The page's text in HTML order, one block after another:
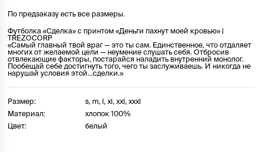
По предзаказу есть все размеры.
Футболка «Сделка» с принтом «Деньги пахнут моей кровью» |
TREZOCORP
«Самый главный твой враг — это ты сам. Единственное, что отдаляет
многих от желаемой цели — неумение слушать себя. Отбросив
отвлекающие факторы, постарайся наладить внутренний монолог.
Пообещай себе достигнуть того, чего ты заслуживаешь. И никогда не
нарушай условия этой…сделки.»
Размер:
s, m, l, xl, xxl, xxxl
Материал:
хлопок 100%
Цвет:
белый